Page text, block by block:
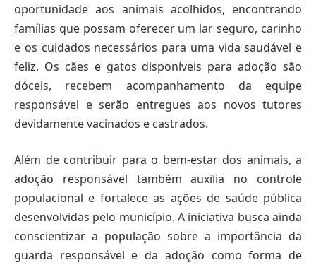
oportunidade aos animais acolhidos, encontrando
famílias que possam oferecer um lar seguro, carinho
e os cuidados necessários para uma vida saudável e
feliz. Os cães e gatos disponíveis para adoção são
dóceis, recebem acompanhamento da equipe
responsável e serão entregues aos novos tutores
devidamente vacinados e castrados.
Além de contribuir para o bem-estar dos animais, a
adoção responsável também auxilia no controle
populacional e fortalece as ações de saúde pública
desenvolvidas pelo município. A iniciativa busca ainda
conscientizar a população sobre a importância da
guarda responsável e da adoção como forma de